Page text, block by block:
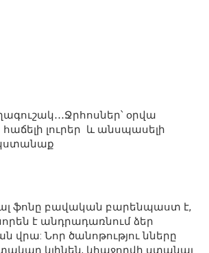
օրվա
հաճելի լուրեր և անսպասելի
ֆոնը բավական բարենպաստ է,
է անդրադառնում ձեր
վրա: Նոր ծանոթությու նները
կլինեն, կհաջողվի ստանալ